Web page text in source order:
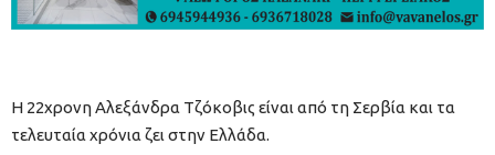
Η 22χρονη Αλεξάνδρα Τζόκοβις είναι από τη Σερβία και τα
τελευταία χρόνια ζει στην Ελλάδα.